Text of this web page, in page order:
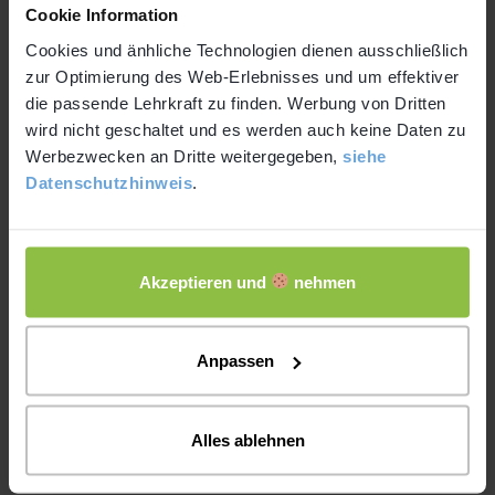
Cookie Information
Cookies und änhliche Technologien dienen ausschließlich
zur Optimierung des Web-Erlebnisses und um effektiver
die passende Lehrkraft zu finden. Werbung von Dritten
wird nicht geschaltet und es werden auch keine Daten zu
Werbezwecken an Dritte weitergegeben, siehe
Datenschutzhinweis
Akzeptieren und nehmen
Anpassen
Alles ablehnen
Schule
Intelligenztest bei Kindern: Ablauf,
Bedeutung und Tipps für Eltern
Andreas Welz
15. September 2025
Keine Kommentare
Viele Eltern machen sich Sorgen, ob ihr Kind in der
Schule richtig gefördert wird oder ob besondere
Intelligenztest bei Kindern kann dabei ein wichtiger
Schritt…